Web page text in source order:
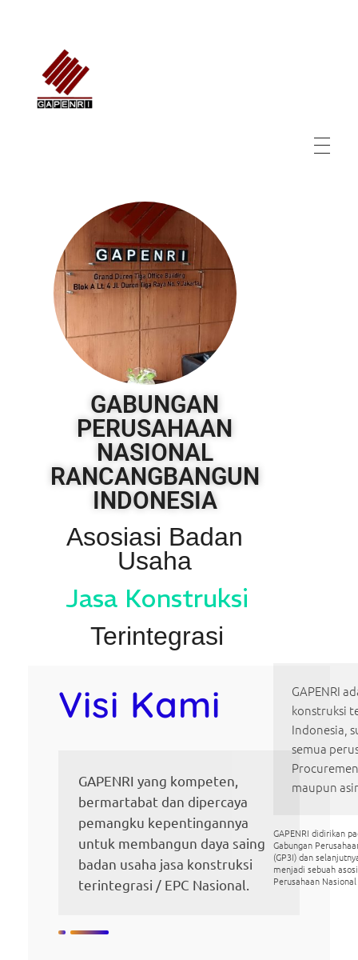
GABUNGAN
PERUSAHAAN
NASIONAL
RANCANGBANGUN
INDONESIA
Asosiasi Badan
Usaha
Jasa Konstruksi
Terintegrasi
GAPENRI
konstruksi
Indonesia,
semua
maupun
GAPENRI didirikan
Gabungan
(GP3I) dan
menjadi sebuah
Perusahaan
Visi Kami
GAPENRI yang kompeten,
bermartabat dan dipercaya
pemangku kepentingannya
untuk membangun daya saing
badan usaha jasa konstruksi
terintegrasi / EPC Nasional.